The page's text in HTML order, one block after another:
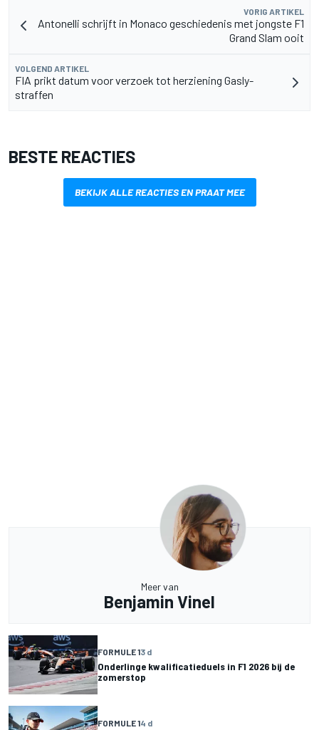
VORIG ARTIKEL
Antonelli schrijft in Monaco geschiedenis met jongste F1
Grand Slam ooit
VOLGEND ARTIKEL
FIA prikt datum voor verzoek tot herziening Gasly-
straffen
BESTE REACTIES
BEKIJK ALLE REACTIES EN PRAAT MEE
Meer van
Benjamin Vinel
FORMULE 13 d
Onderlinge kwalificatieduels in F1 2026 bij de
zomerstop
FORMULE 14 d